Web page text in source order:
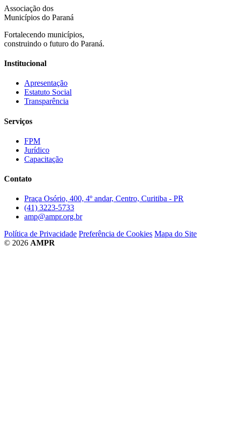
Associação dos
Municípios do Paraná
Fortalecendo municípios,
construindo o futuro do Paraná.
Institucional
Apresentação
Estatuto Social
Transparência
Serviços
FPM
Jurídico
Capacitação
Contato
Praça Osório, 400, 4º andar, Centro, Curitiba - PR
(41) 3223-5733
amp@ampr.org.br
Política de Privacidade Preferência de Cookies Mapa do Site
© 2026 AMPR